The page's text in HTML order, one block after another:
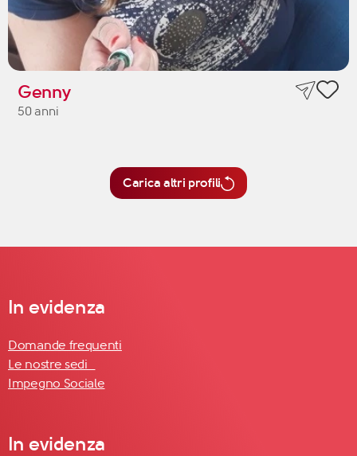
Genny
50 anni
Carica altri profili
In evidenza
Domande frequenti
Le nostre sedi
Impegno Sociale
In evidenza